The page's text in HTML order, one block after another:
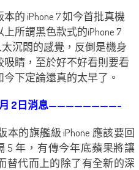
的 iPhone 7 如今首批真機
所謂黑色款式的iPhone 7
沉悶的感覺，反倒是機身
吸睛，至於好不好看則要看
下定論還真的太早了。
2日消息————————-
的旗艦級 iPhone 應該要回
5 年，有傳今年底蘋果將讓
替代而上的除了有全新的深